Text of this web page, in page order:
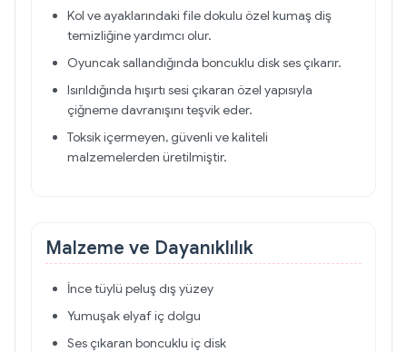
Kol ve ayaklarındaki file dokulu özel kumaş diş
temizliğine yardımcı olur.
Oyuncak sallandığında boncuklu disk ses çıkarır.
Isırıldığında hışırtı sesi çıkaran özel yapısıyla
çiğneme davranışını teşvik eder.
Toksik içermeyen, güvenli ve kaliteli
malzemelerden üretilmiştir.
Malzeme ve Dayanıklılık
İnce tüylü peluş dış yüzey
Yumuşak elyaf iç dolgu
Ses çıkaran boncuklu iç disk